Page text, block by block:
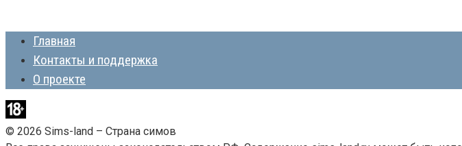
Главная
Контакты и поддержка
О проекте
© 2026 Sims-land – Страна симов